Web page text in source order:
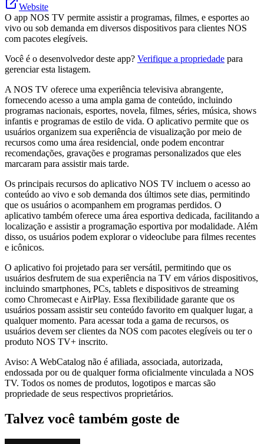
Website
O app NOS TV permite assistir a programas, filmes, e esportes ao
vivo ou sob demanda em diversos dispositivos para clientes NOS
com pacotes elegíveis.
Você é o desenvolvedor deste app? Verifique a propriedade para
gerenciar esta listagem.
A NOS TV oferece uma experiência televisiva abrangente,
fornecendo acesso a uma ampla gama de conteúdo, incluindo
programas nacionais, esportes, novela, filmes, séries, música, shows
infantis e programas de estilo de vida. O aplicativo permite que os
usuários organizem sua experiência de visualização por meio de
recursos como uma área residencial, onde podem encontrar
recomendações, gravações e programas personalizados que eles
marcaram para assistir mais tarde.
Os principais recursos do aplicativo NOS TV incluem o acesso ao
conteúdo ao vivo e sob demanda dos últimos sete dias, permitindo
que os usuários o acompanhem em programas perdidos. O
aplicativo também oferece uma área esportiva dedicada, facilitando a
localização e assistir a programação esportiva por modalidade. Além
disso, os usuários podem explorar o videoclube para filmes recentes
e icônicos.
O aplicativo foi projetado para ser versátil, permitindo que os
usuários desfrutem de sua experiência na TV em vários dispositivos,
incluindo smartphones, PCs, tablets e dispositivos de streaming
como Chromecast e AirPlay. Essa flexibilidade garante que os
usuários possam assistir seu conteúdo favorito em qualquer lugar, a
qualquer momento. Para acessar toda a gama de recursos, os
usuários devem ser clientes da NOS com pacotes elegíveis ou ter o
produto NOS TV+ inscrito.
Aviso: A WebCatalog não é afiliada, associada, autorizada,
endossada por ou de qualquer forma oficialmente vinculada a NOS
TV. Todos os nomes de produtos, logotipos e marcas são
propriedade de seus respectivos proprietários.
Talvez você também goste de